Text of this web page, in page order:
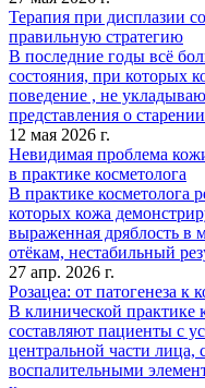
Терапия при дисплазии
правильную стратегию
В последние годы всё
состояния, при которых
поведение , не
представления о
12 мая 2026 г.
Невидимая проблема
в практике косметолога
В практике косметолога
которых кожа
выраженная дряблость в
отёкам, нестабильный
27 апр. 2026 г.
Розацеа: от патогенеза к
В клинической практике
составляют пациенты с
центральной части
воспалительными